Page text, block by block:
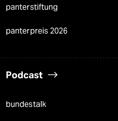
panterstiftung
panterpreis 2026
Podcast
bundestalk